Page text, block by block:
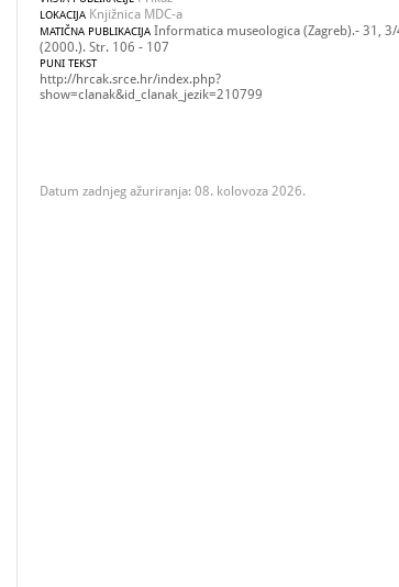
LOKACIJA Knjižnica MDC-a
MATIČNA PUBLIKACIJA Informatica museologica (Zagreb).- 31,
(2000.). Str. 106 - 107
PUNI TEKST
http://hrcak.srce.hr/index.php?
show=clanak&id_clanak_jezik=210799
Datum zadnjeg ažuriranja: 08. kolovoza 2026.